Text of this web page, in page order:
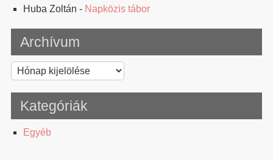
Huba Zoltán - Napközis tábor
Archívum
Archívum
Kategóriák
Egyéb